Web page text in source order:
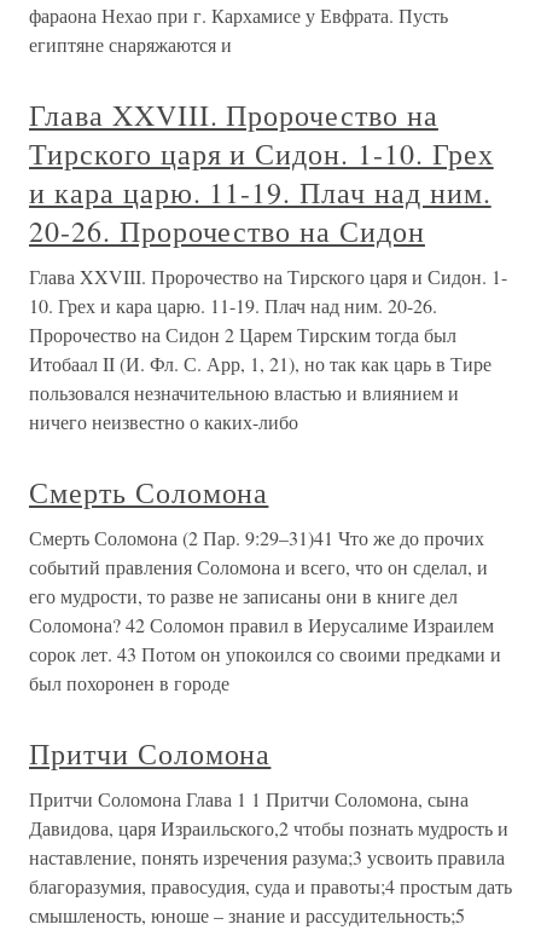
фараона Нехао при г. Кархамисе у Евфрата. Пусть
египтяне снаряжаются и
Глава XXVIII. Пророчество на
Тирского царя и Сидон. 1-10. Грех
и кара царю. 11-19. Плач над ним.
20-26. Пророчество на Сидон
Глава XXVIII. Пророчество на Тирского царя и Сидон. 1-
10. Грех и кара царю. 11-19. Плач над ним. 20-26.
Пророчество на Сидон 2 Царем Тирским тогда был
Итобаал II (И. Фл. С. Арр, 1, 21), но так как царь в Тире
пользовался незначительною властью и влиянием и
ничего неизвестно о каких-либо
Смерть Соломона
Смерть Соломона (2 Пар. 9:29–31)41 Что же до прочих
событий правления Соломона и всего, что он сделал, и
его мудрости, то разве не записаны они в книге дел
Соломона? 42 Соломон правил в Иерусалиме Израилем
сорок лет. 43 Потом он упокоился со своими предками и
был похоронен в городе
Притчи Соломона
Притчи Соломона Глава 1 1 Притчи Соломона, сына
Давидова, царя Израильского,2 чтобы познать мудрость и
наставление, понять изречения разума;3 усвоить правила
благоразумия, правосудия, суда и правоты;4 простым дать
смышленость, юноше – знание и рассудительность;5